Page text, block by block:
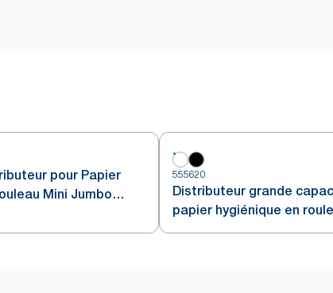
pour Papier
Mini Jumbo
555620
Distributeur grande
papier hygiénique en
Tork